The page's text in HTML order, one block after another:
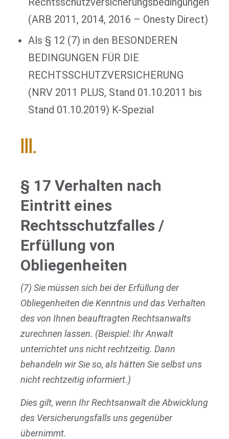
(ARB 2011, 2014, 2016 – Onesty Direct)
Als § 12 (7) in den BESONDEREN
BEDINGUNGEN FÜR DIE
RECHTSSCHUTZVERSICHERUNG
(NRV 2011 PLUS, Stand 01.10.2011 bis
Stand 01.10.2019) K-Spezial
III.
§ 17 Verhalten nach
Eintritt eines
Rechtsschutzfalles /
Erfüllung von
Obliegenheiten
(7) Sie müssen sich bei der Erfüllung der
Obliegenheiten die Kenntnis und das Verhalten
des von Ihnen beauftragten Rechtsanwalts
zurechnen lassen. (Beispiel: Ihr Anwalt
unterrichtet uns nicht rechtzeitig. Dann
behandeln wir Sie so, als hätten Sie selbst uns
nicht rechtzeitig informiert.)
Dies gilt, wenn Ihr Rechtsanwalt die Abwicklung
des Versicherungsfalls uns gegenüber
übernimmt.